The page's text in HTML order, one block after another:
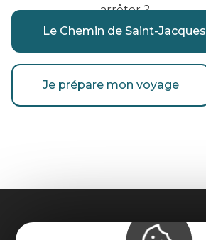
arrêter ?
Le Chemin de Saint-Jacques
Je prépare mon voyage